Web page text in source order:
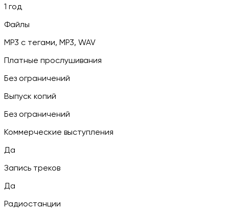
1 год
Файлы
MP3 c тегами, MP3, WAV
Платные прослушивания
Без ограничений
Выпуск копий
Без ограничений
Коммерческие выступления
Да
Запись треков
Да
Радиостанции